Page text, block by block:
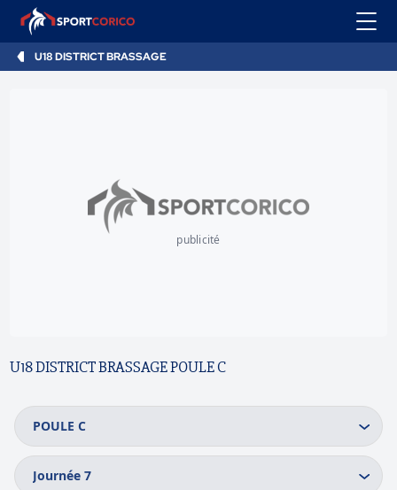
U18 DISTRICT BRASSAGE
publicité
U18 DISTRICT BRASSAGE POULE C